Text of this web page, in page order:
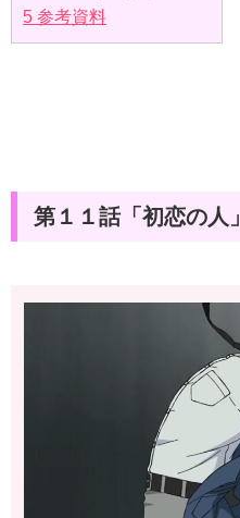
5 参考資料
第１１話「初恋の人」